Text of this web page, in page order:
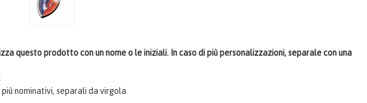
questo prodotto con un nome o le iniziali. In caso di più personalizzazioni, separale con una
più nominativi, separali da virgola